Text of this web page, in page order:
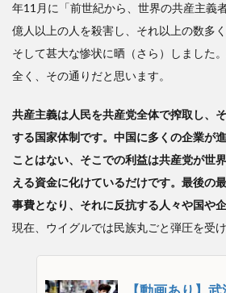
年11月に「前世紀から、世界の共産主義
億人以上の人を殺害し、それ以上の数多
そして甚大な惨状に晒（さら）しました
全く、その通りだと思います。
共産主義は人民を共産党全体で搾取し、
する国家体制です。中国に多くの企業が
ことはない、そこでの利益は共産党が世
える資金に化けているだけです。最後の
事費となり、それに反抗する人々や国や
現在、ウイグルでは民族丸ごと弾圧を受け